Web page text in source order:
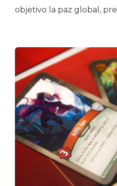
objetivo la paz global,